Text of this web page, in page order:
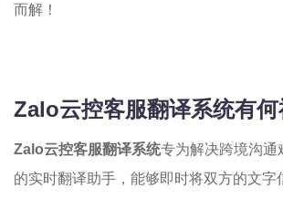
而解！
Zalo云控客服翻译系统有何
Zalo云控客服翻译系统专为解决跨境沟通
的实时翻译助手，能够即时将双方的文